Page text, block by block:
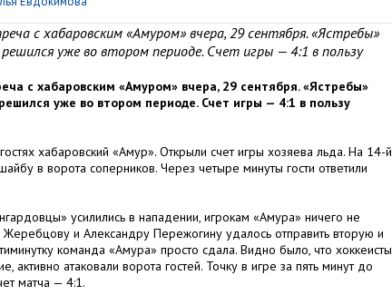
с хабаровским «Амуром» вчера, 29 сентября. «Ястребы»
уже во втором периоде. Счет игры — 4:1 в пользу
с хабаровским «Амуром» вчера, 29 сентября. «Ястребы»
уже во втором периоде. Счет игры — 4:1 в пользу
хабаровский «Амур». Открыли счет игры хозяева льда. На 14-й
в ворота соперников. Через четыре минуты гости ответили
усилились в нападении, игрокам «Амура» ничего не
и Александру Пережогину удалось отправить вторую и
команда «Амура» просто сдала. Видно было, что хоккеисты
активно атаковали ворота гостей. Точку в игре за пять минут до
матча — 4:1.